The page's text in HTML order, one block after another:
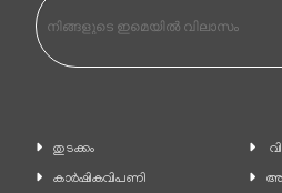
തുടക്കം
കാ‍ർഷികവിപണി